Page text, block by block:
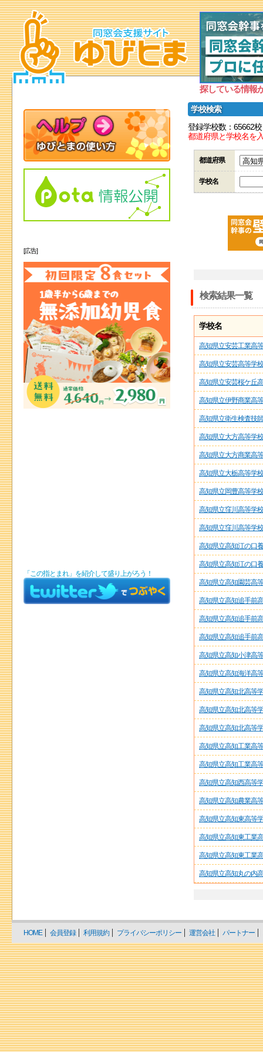
探している情報
学校検索
登録学校数：65662校
都道府県と学校名を
都道府県
学校名
検索結果一覧
学校名
高知県立安芸工業高
高知県立安芸高等学校
高知県立安芸桜ケ丘
高知県立伊野商業高
高知県立衛生検査技
高知県立大方高等学校
高知県立大方商業高
高知県立大栃高等学校
高知県立岡豊高等学校
高知県立窪川高等学校
高知県立窪川高等学
高知県立高知江の口
高知県立高知江の口
高知県立高知園芸高
高知県立高知追手前
高知県立高知追手前
高知県立高知追手前
高知県立高知小津高
高知県立高知海洋高
高知県立高知北高等
高知県立高知北高等
高知県立高知北高等
高知県立高知工業高
高知県立高知工業高
高知県立高知西高等
高知県立高知農業高
高知県立高知東高等
高知県立高知東工業
高知県立高知東工業
高知県立高知丸の内
[広告]
「この指とまれ」を紹介して盛り上がろう！
HOME 会員登録 利用規約 プライバシーポリシー 運営会社 パートナー